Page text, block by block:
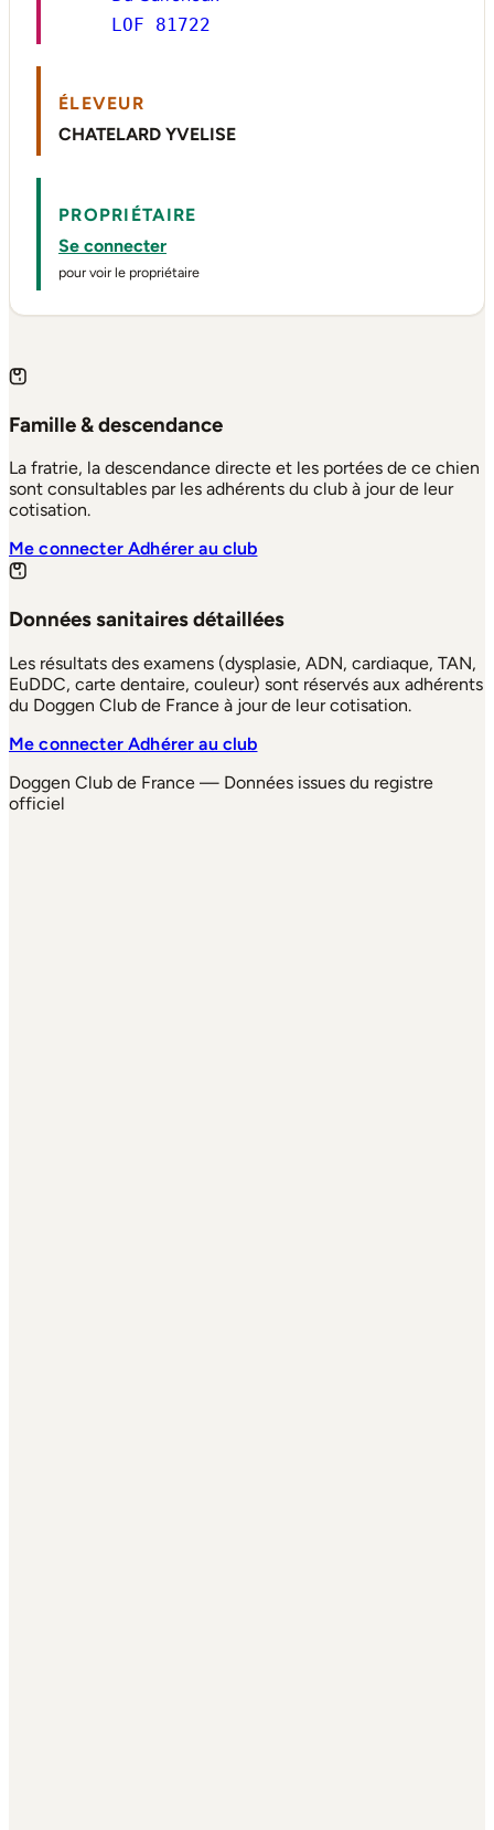
LOF 81722
ÉLEVEUR
CHATELARD YVELISE
PROPRIÉTAIRE
Se connecter
pour voir le propriétaire
Famille & descendance
La fratrie, la descendance directe et les portées de ce chien
sont consultables par les adhérents du club à jour de leur
cotisation.
Me connecterAdhérer au club
Données sanitaires détaillées
Les résultats des examens (dysplasie, ADN, cardiaque, TAN,
EuDDC, carte dentaire, couleur) sont réservés aux adhérents
du Doggen Club de France à jour de leur cotisation.
Me connecterAdhérer au club
Doggen Club de France — Données issues du registre
officiel